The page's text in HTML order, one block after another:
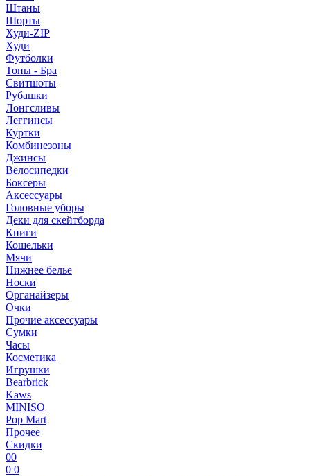
Штаны
Шорты
Худи-ZIP
Худи
Футболки
Топы - Бра
Свитшоты
Рубашки
Лонгсливы
Леггинсы
Куртки
Комбинезоны
Джинсы
Велосипедки
Боксеры
Аксессуары
Головные уборы
Деки для скейтборда
Книги
Кошельки
Мячи
Нижнее белье
Носки
Органайзеры
Очки
Прочие аксессуары
Сумки
Часы
Косметика
Игрушки
Bearbrick
Kaws
MINISO
Pop Mart
Прочее
Скидки
00
0 0